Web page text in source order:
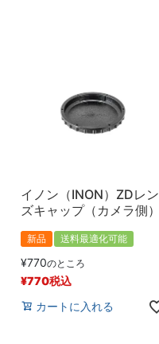
イノン（INON）ZDレン
ズキャップ（カメラ側）
新品 送料最適化可能
¥770のところ
¥770税込
カートに入れる